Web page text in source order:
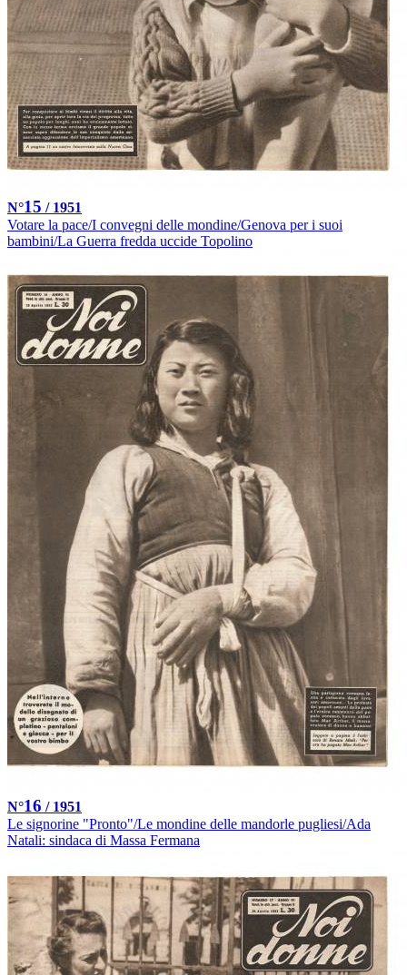
N°15 / 1951
Votare la pace/I convegni delle mondine/Genova per i suoi
bambini/La Guerra fredda uccide Topolino
N°16 / 1951
Le signorine "Pronto"/Le mondine delle mandorle pugliesi/Ada
Natali: sindaca di Massa Fermana